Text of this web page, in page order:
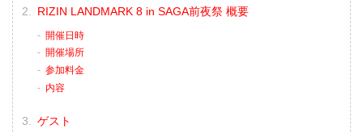
RIZIN LANDMARK 8 in SAGA前夜祭 概要
開催日時
開催場所
参加料金
内容
ゲスト